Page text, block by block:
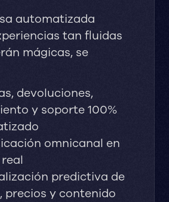
automatizada
tan fluidas
mágicas, se
devoluciones,
y soporte 100%
omnicanal en
predictiva de
precios y contenido